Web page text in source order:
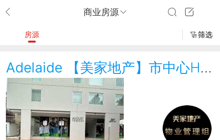
商业房源
房源 筛选
Adelaide 【美家地产】市中心Hutt St商铺出租，可作多种用途